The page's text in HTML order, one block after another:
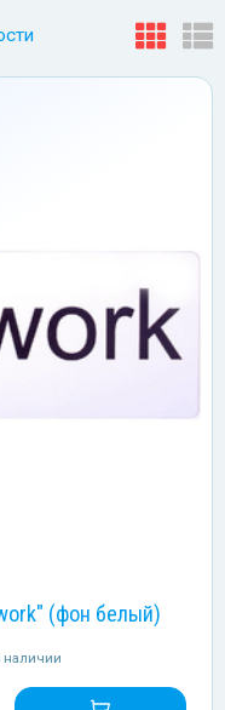
(фон белый)
наличии